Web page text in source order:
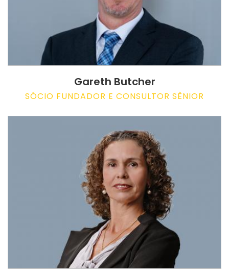
Gareth Butcher
SÓCIO FUNDADOR E CONSULTOR SÊNIOR